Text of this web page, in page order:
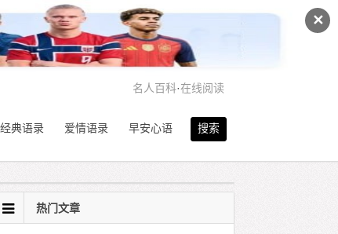
✕
名人百科·在线阅读
搜索
经典语录 爱情语录 早安心语
热门文章